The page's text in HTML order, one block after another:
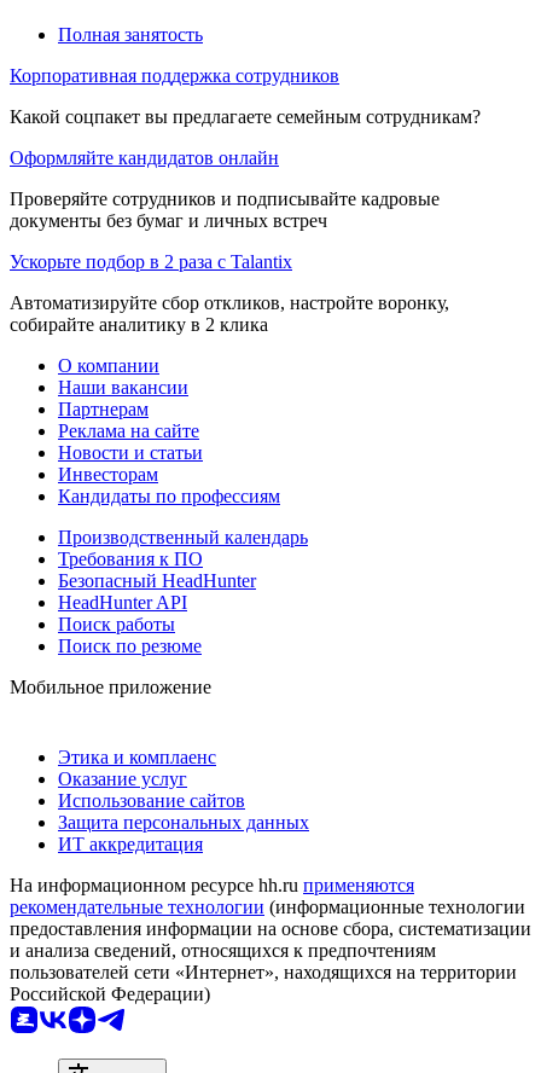
Полная занятость
Корпоративная поддержка сотрудников
Какой соцпакет вы предлагаете семейным сотрудникам?
Оформляйте кандидатов онлайн
Проверяйте сотрудников и подписывайте кадровые
документы без бумаг и личных встреч
Ускорьте подбор в 2 раза с Talantix
Автоматизируйте сбор откликов, настройте воронку,
собирайте аналитику в 2 клика
О компании
Наши вакансии
Партнерам
Реклама на сайте
Новости и статьи
Инвесторам
Кандидаты по профессиям
Производственный календарь
Требования к ПО
Безопасный HeadHunter
HeadHunter API
Поиск работы
Поиск по резюме
Мобильное приложение
Этика и комплаенс
Оказание услуг
Использование сайтов
Защита персональных данных
ИТ аккредитация
На информационном ресурсе hh.ru применяются
рекомендательные технологии (информационные технологии
предоставления информации на основе сбора, систематизации
и анализа сведений, относящихся к предпочтениям
пользователей сети «Интернет», находящихся на территории
Российской Федерации)